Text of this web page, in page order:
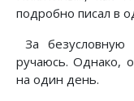
подробно писал в
За
ручаюсь. Однако,
на один день.